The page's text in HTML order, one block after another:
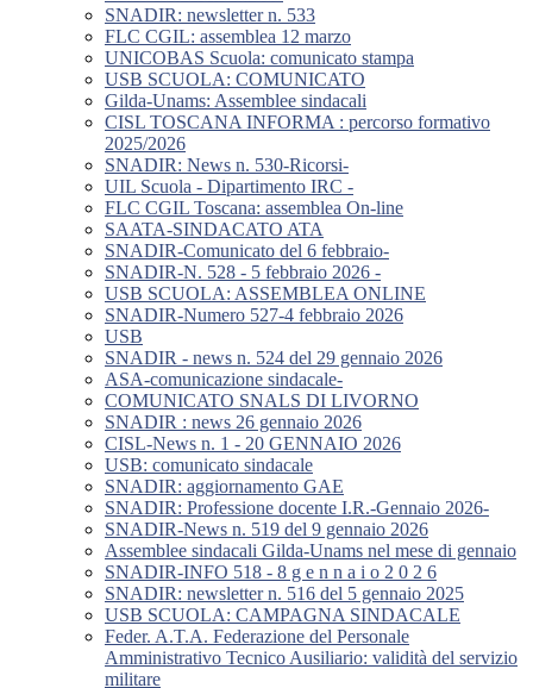
SNADIR: newsletter n. 533
FLC CGIL: assemblea 12 marzo
UNICOBAS Scuola: comunicato stampa
USB SCUOLA: COMUNICATO
Gilda-Unams: Assemblee sindacali
CISL TOSCANA INFORMA : percorso formativo
2025/2026
SNADIR: News n. 530-Ricorsi-
UIL Scuola - Dipartimento IRC -
FLC CGIL Toscana: assemblea On-line
SAATA-SINDACATO ATA
SNADIR-Comunicato del 6 febbraio-
SNADIR-N. 528 - 5 febbraio 2026 -
USB SCUOLA: ASSEMBLEA ONLINE
SNADIR-Numero 527-4 febbraio 2026
USB
SNADIR - news n. 524 del 29 gennaio 2026
ASA-comunicazione sindacale-
COMUNICATO SNALS DI LIVORNO
SNADIR : news 26 gennaio 2026
CISL-News n. 1 - 20 GENNAIO 2026
USB: comunicato sindacale
SNADIR: aggiornamento GAE
SNADIR: Professione docente I.R.-Gennaio 2026-
SNADIR-News n. 519 del 9 gennaio 2026
Assemblee sindacali Gilda-Unams nel mese di gennaio
SNADIR-INFO 518 - 8 g e n n a i o 2 0 2 6
SNADIR: newsletter n. 516 del 5 gennaio 2025
USB SCUOLA: CAMPAGNA SINDACALE
Feder. A.T.A. Federazione del Personale
Amministrativo Tecnico Ausiliario: validità del servizio
militare